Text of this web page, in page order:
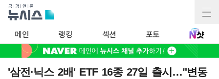
메인 랭킹 섹션 포토
'삼전·닉스 2배' ETF 16종 27일 출시…"변동